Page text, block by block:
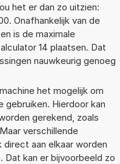
het er dan zo uitzien:
Onafhankelijk van de
is de maximale
14 plaatsen. Dat
nauwkeurig genoeg
het mogelijk om
gebruiken. Hierdoor kan
gerekend, zoals
verschillende
aan elkaar worden
Dat kan er bijvoorbeeld zo